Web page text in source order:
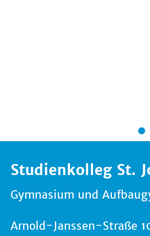
Studienkolleg St.
Gymnasium und
Arnold-Janssen-Straße